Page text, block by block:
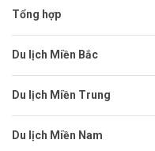
Tổng hợp
Du lịch Miền Bắc
Du lịch Miền Trung
Du lịch Miền Nam